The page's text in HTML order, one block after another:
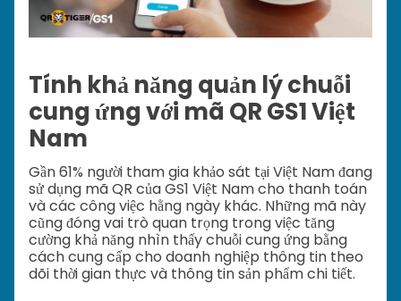
Tính khả năng quản lý chuỗi
cung ứng với mã QR GS1 Việt
Nam
Gần 61% người tham gia khảo sát tại Việt Nam đang
sử dụng mã QR của GS1 Việt Nam cho thanh toán
và các công việc hằng ngày khác. Những mã này
cũng đóng vai trò quan trọng trong việc tăng
cường khả năng nhìn thấy chuỗi cung ứng bằng
cách cung cấp cho doanh nghiệp thông tin theo
dõi thời gian thực và thông tin sản phẩm chi tiết.